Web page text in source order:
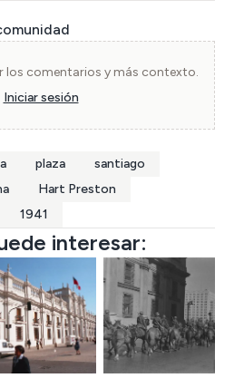
los comentarios y más contexto.
Iniciar sesión
plaza
santiago
Hart Preston
1941
interesar: